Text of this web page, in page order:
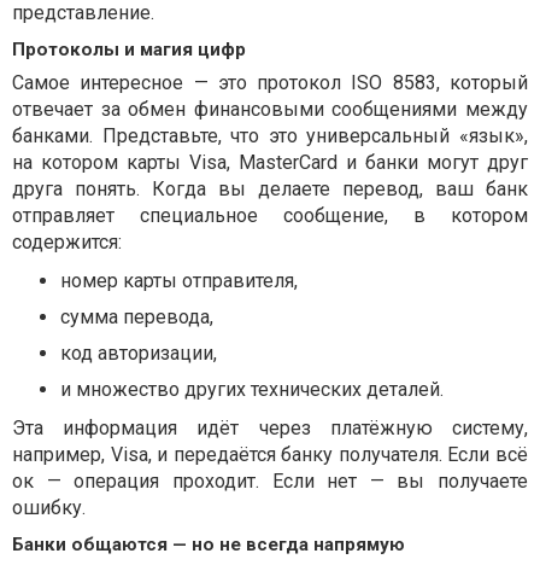
представление.
Протоколы и магия цифр
Самое интересное — это протокол ISO 8583, который
отвечает за обмен финансовыми сообщениями между
банками. Представьте, что это универсальный «язык»,
на котором карты Visa, MasterCard и банки могут друг
друга понять. Когда вы делаете перевод, ваш банк
отправляет специальное сообщение, в котором
содержится:
номер карты отправителя,
сумма перевода,
код авторизации,
и множество других технических деталей.
Эта информация идёт через платёжную систему,
например, Visa, и передаётся банку получателя. Если всё
ок — операция проходит. Если нет — вы получаете
ошибку.
Банки общаются — но не всегда напрямую